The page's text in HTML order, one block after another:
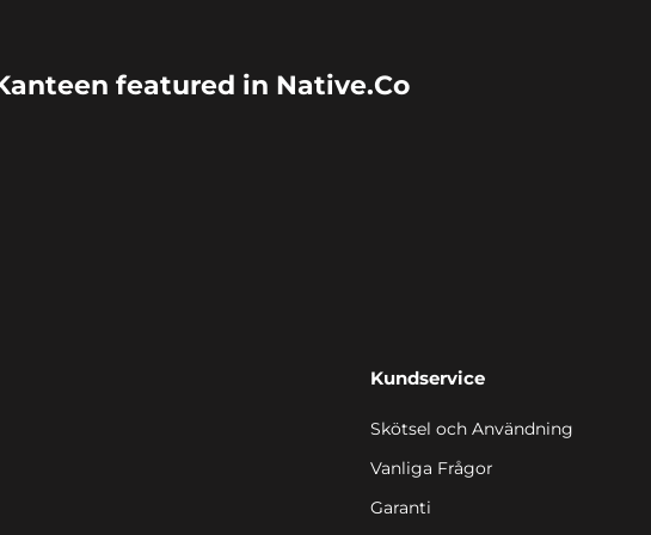
featured in Native.Co
Kundservice
Skötsel och Användning
Vanliga Frågor
Garanti